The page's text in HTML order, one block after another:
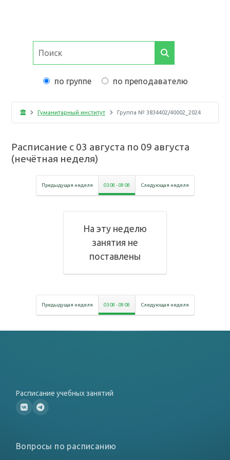
по группе по преподавателю
Гуманитарный институт Группа № 3834402/40002_2024
Расписание с 03 августа по 09 августа
(нечётная неделя)
Предыдущая неделя 03 08 -09 08 Следующая неделя
На эту неделю
занятия не
поставлены
Предыдущая неделя 03 08 -09 08 Следующая неделя
Расписание учебных занятий
Вопросы по расписанию